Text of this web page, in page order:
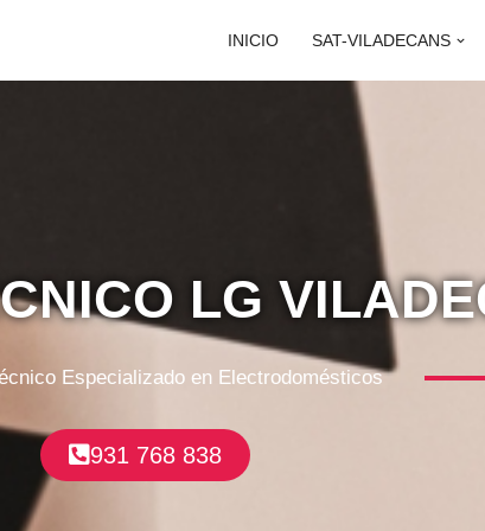
INICIO SAT-VILADECANS
LG
Especializado en Electrodomésticos
931 768 838